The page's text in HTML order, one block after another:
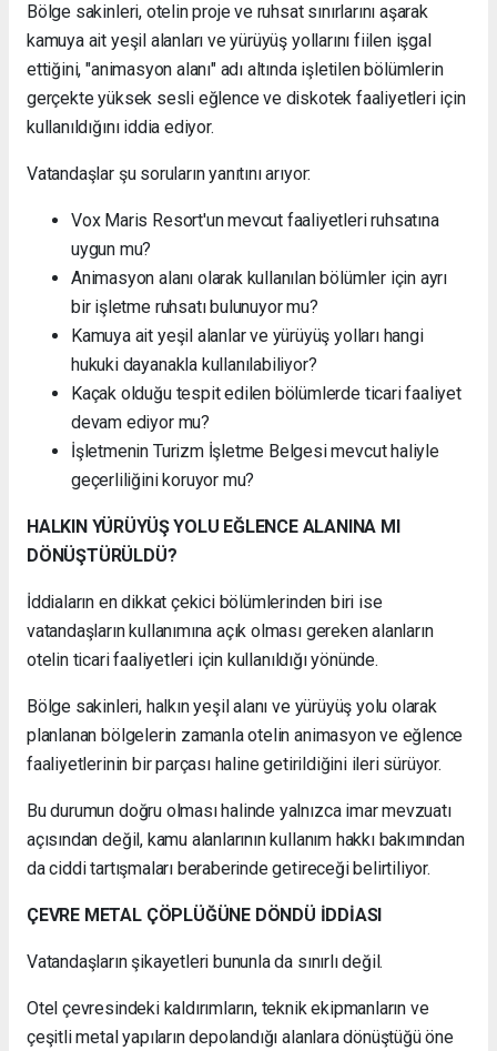
Bölge sakinleri, otelin proje ve ruhsat sınırlarını aşarak
kamuya ait yeşil alanları ve yürüyüş yollarını fiilen işgal
ettiğini, "animasyon alanı" adı altında işletilen bölümlerin
gerçekte yüksek sesli eğlence ve diskotek faaliyetleri için
kullanıldığını iddia ediyor.
Vatandaşlar şu soruların yanıtını arıyor:
Vox Maris Resort'un mevcut faaliyetleri ruhsatına
uygun mu?
Animasyon alanı olarak kullanılan bölümler için ayrı
bir işletme ruhsatı bulunuyor mu?
Kamuya ait yeşil alanlar ve yürüyüş yolları hangi
hukuki dayanakla kullanılabiliyor?
Kaçak olduğu tespit edilen bölümlerde ticari faaliyet
devam ediyor mu?
İşletmenin Turizm İşletme Belgesi mevcut haliyle
geçerliliğini koruyor mu?
HALKIN YÜRÜYÜŞ YOLU EĞLENCE ALANINA MI
DÖNÜŞTÜRÜLDÜ?
İddiaların en dikkat çekici bölümlerinden biri ise
vatandaşların kullanımına açık olması gereken alanların
otelin ticari faaliyetleri için kullanıldığı yönünde.
Bölge sakinleri, halkın yeşil alanı ve yürüyüş yolu olarak
planlanan bölgelerin zamanla otelin animasyon ve eğlence
faaliyetlerinin bir parçası haline getirildiğini ileri sürüyor.
Bu durumun doğru olması halinde yalnızca imar mevzuatı
açısından değil, kamu alanlarının kullanım hakkı bakımından
da ciddi tartışmaları beraberinde getireceği belirtiliyor.
ÇEVRE METAL ÇÖPLÜĞÜNE DÖNDÜ İDDİASI
Vatandaşların şikayetleri bununla da sınırlı değil.
Otel çevresindeki kaldırımların, teknik ekipmanların ve
çeşitli metal yapıların depolandığı alanlara dönüştüğü öne